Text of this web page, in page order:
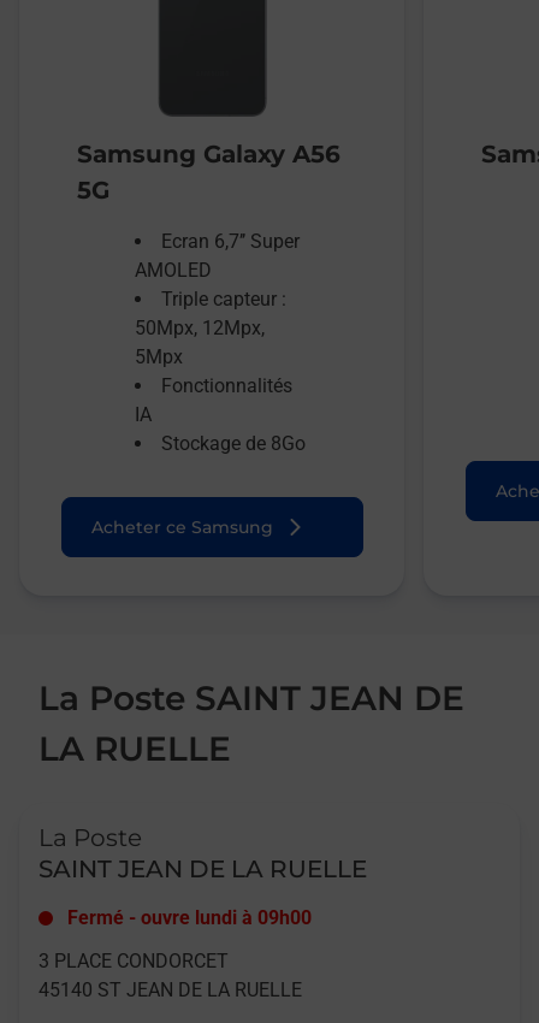
Samsung Galaxy A56
5G
Ecran 6,7’’ Super
AMOLED
Triple capteur :
50Mpx, 12Mpx,
5Mpx
Fonctionnalités
IA
Stockage de 8Go
Acheter ce Samsung
La Poste SAINT JEAN DE
LA RUELLE
La Poste
SAINT JEAN DE LA RUELLE
Fermé - ouvre lundi à 09h00
3 PLACE CONDORCET
45140 ST JEAN DE LA RUELLE